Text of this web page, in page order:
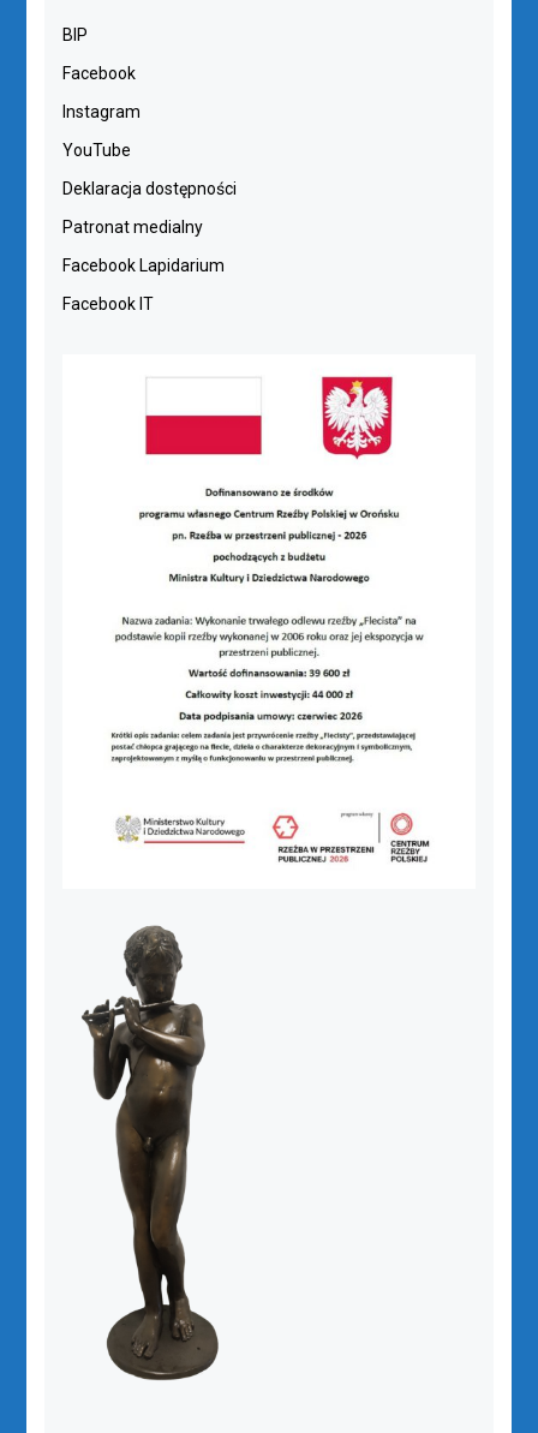
BIP
Facebook
Instagram
YouTube
Deklaracja dostępności
Patronat medialny
Facebook Lapidarium
Facebook IT